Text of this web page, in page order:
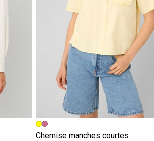
Chemise manches courtes